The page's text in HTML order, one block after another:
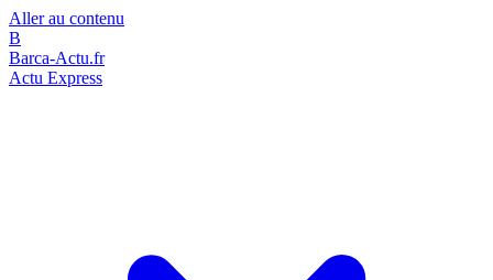
Aller au contenu
B
Barca-Actu.fr
Actu Express